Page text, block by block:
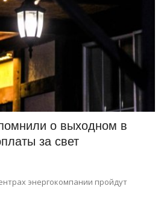
о выходном в
за свет
энергокомпании пройдут